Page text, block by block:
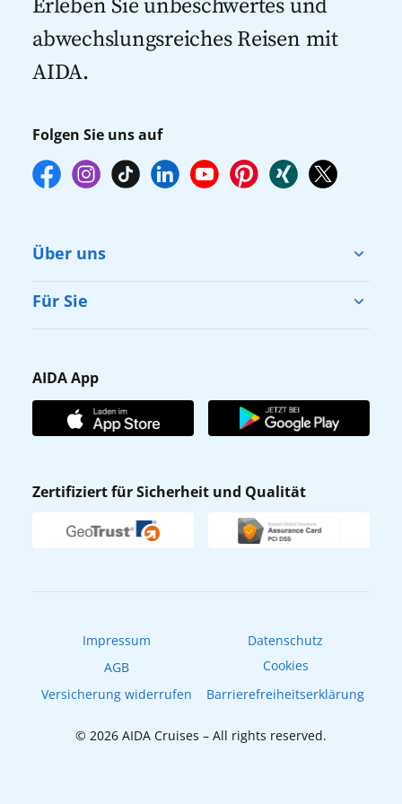
Ihrer Lieblingsausflüge vor Reisebeginn
online über myAIDA vorzunehmen.
Erleben Sie unbeschwertes und
abwechslungsreiches Reisen mit
AIDA.
Folgen Sie uns auf
Über uns
Cruise & Help
Karriere
Affiliateprogramm
Verhaltens- & Ethikkodex
Newsletter
Für Sie
Gästefragebogen
AIDA Club
AIDA App
Zertifiziert für Sicherheit und Qualität
Impressum
Datenschutz
AGB
Cookies
Versicherung widerrufen
Barrierefreiheitserklärung
© 2026 AIDA Cruises – All rights reserved.